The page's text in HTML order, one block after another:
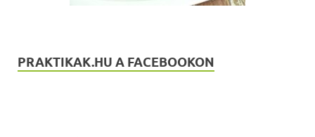
PRAKTIKAK.HU A FACEBOOKON